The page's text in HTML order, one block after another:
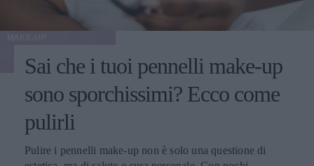
Sai che i tuoi pennelli make-up
sono sporchissimi? Ecco come
pulirli
Pulire i pennelli make-up non è solo una questione di